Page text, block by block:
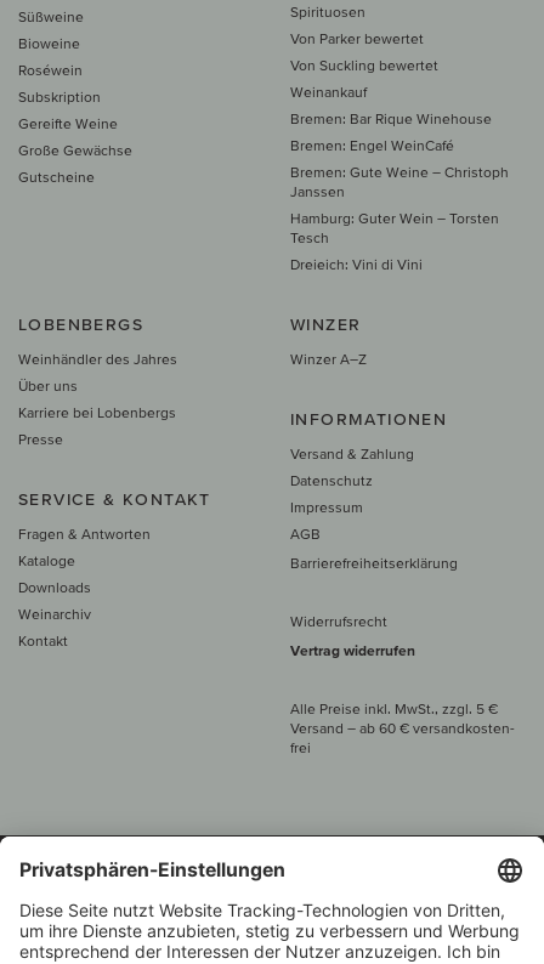
Süßweine
Bioweine
Roséwein
Subskription
Gereifte Weine
Große Gewächse
Gutscheine
Spirituosen
Von Parker bewertet
Von Suckling bewertet
Weinankauf
Bremen: Bar Rique Winehouse
Bremen: Engel WeinCafé
Bremen: Gute Weine – Christoph
Janssen
Hamburg: Guter Wein – Torsten
Tesch
Dreieich: Vini di Vini
LOBENBERGS
Weinhändler des Jahres
Über uns
Karriere bei Lobenbergs
Presse
SERVICE & KONTAKT
Fragen & Antworten
Kataloge
Downloads
Weinarchiv
Kontakt
WINZER
Winzer A–Z
INFORMATIONEN
Versand & Zahlung
Datenschutz
Impressum
AGB
Barrierefreiheitserklärung
Widerrufsrecht
Vertrag widerrufen
Alle Preise inkl. MwSt., zzgl. 5 €
Versand – ab 60 € versand­kosten­
frei
Beratung unter
+49 421 696 797-0